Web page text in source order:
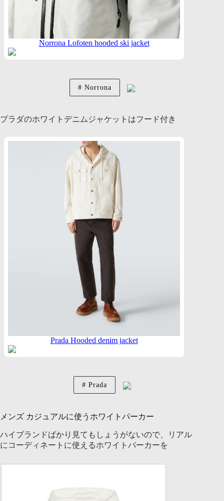
Norrona Lofoten hooded ski jacket
Norrona
プラダのホワイトデニムジャケットはフード付き
Prada Hooded denim jacket
Prada
メンズ カジュアルに使うホワイトパーカー
ハイブランドばかり見てもしょうがないので、リアル
にコーディネートに使えるホワイトパーカーを